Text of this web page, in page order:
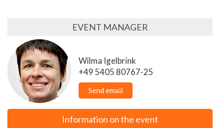
EVENT MANAGER
Wilma Igelbrink
+49 5405 80767-25
Send email
Information on the event